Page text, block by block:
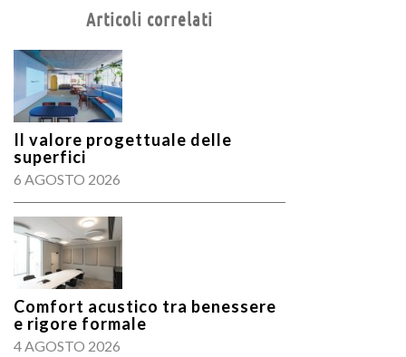
Articoli correlati
Il valore progettuale delle
superfici
6 AGOSTO 2026
Comfort acustico tra benessere
e rigore formale
4 AGOSTO 2026